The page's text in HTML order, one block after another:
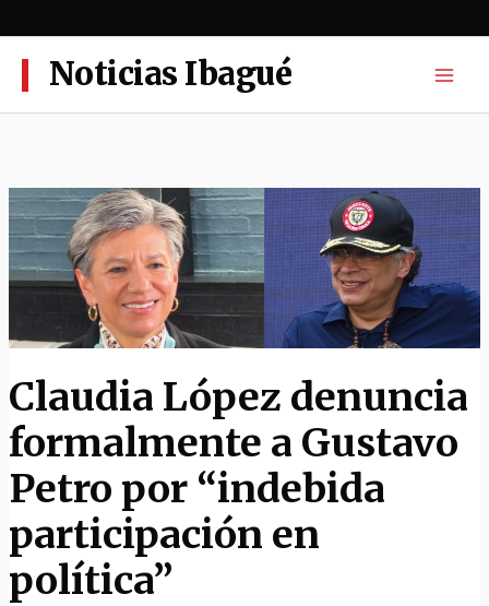
al
contenidoNoticias Ibagué
Claudia López denuncia
formalmente a Gustavo
Petro por “indebida
participación en
política”